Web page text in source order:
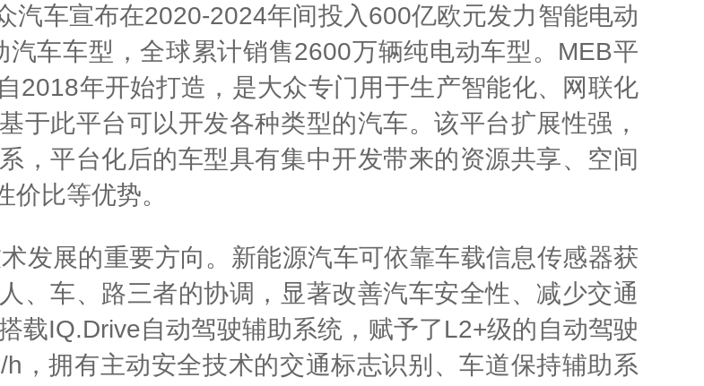
汽车宣布在2020-2024年间投入600亿欧元发力智能电动
车车型，全球累计销售2600万辆纯电动车型。MEB平
2018年开始打造，是大众专门用于生产智能化、网联化
于此平台可以开发各种类型的汽车。该平台扩展性强，
，平台化后的车型具有集中开发带来的资源共享、空间
比等优势。
发展的重要方向。新能源汽车可依靠车载信息传感器获
、车、路三者的协调，显著改善汽车安全性、减少交通
载IQ.Drive自动驾驶辅助系统，赋予了L2+级的自动驾驶
，拥有主动安全技术的交通标志识别、车道保持辅助系